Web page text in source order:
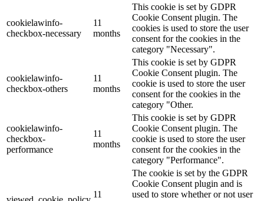
cookielawinfo-
checkbox-necessary
11
months
This cookie is set by GDPR
Cookie Consent plugin. The
cookies is used to store the user
consent for the cookies in the
category "Necessary".
cookielawinfo-
checkbox-others
11
months
This cookie is set by GDPR
Cookie Consent plugin. The
cookie is used to store the user
consent for the cookies in the
category "Other.
cookielawinfo-
checkbox-
performance
11
months
This cookie is set by GDPR
Cookie Consent plugin. The
cookie is used to store the user
consent for the cookies in the
category "Performance".
11
The cookie is set by the GDPR
Cookie Consent plugin and is
used to store whether or not user